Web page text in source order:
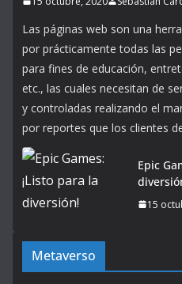
Las páginas web son una
por prácticamente todas las
para fines de educación,
etc., las cuales necesitan de
y controladas realizando el
por reportes que los clientes
Epic
15
Metaverso